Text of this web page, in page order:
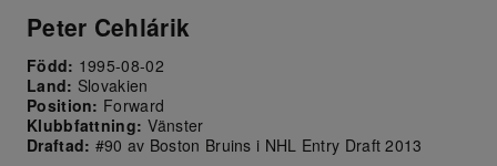
Peter Cehlárik
Född: 1995-08-02
Land: Slovakien
Position: Forward
Klubbfattning: Vänster
Draftad: #90 av Boston Bruins i NHL Entry Draft 2013